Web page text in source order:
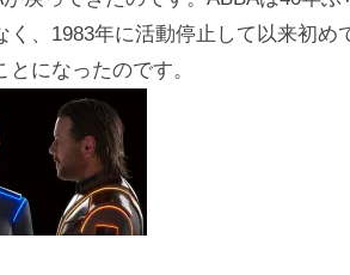
、1983年に活動停止して以来初め
になったのです。